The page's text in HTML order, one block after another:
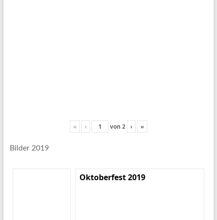
« ‹ von 2 › »
Bilder 2019
Oktoberfest 2019